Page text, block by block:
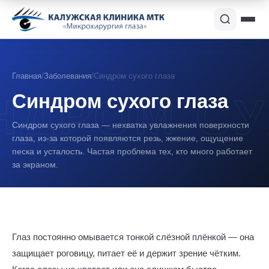
Главная/Заболевания/Синдром сухого глаза
Синдром сухого глаза
Синдром сухого глаза — нехватка увлажнения поверхности
глаза, из-за которой появляются резь, жжение, ощущение
песка и усталость. Частая проблема тех, кто много работает
за экраном.
Глаз постоянно омывается тонкой слёзной плёнкой — она
защищает роговицу, питает её и держит зрение чётким.